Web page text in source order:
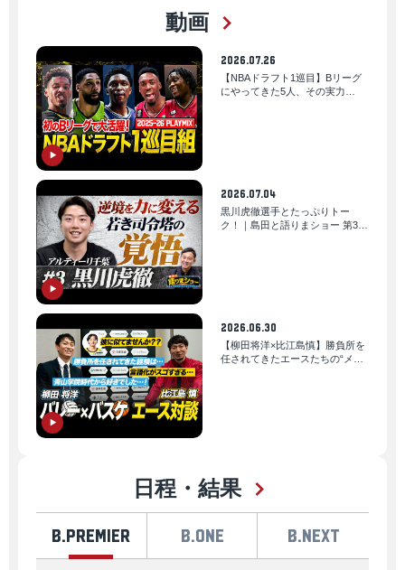
動画
2026.07.26
【NBAドラフト1巡目】Bリーグ
にやってきた5人、その実力
2026.07.04
黒川虎徹選手とたっぷりトー
ク！｜島田と語りまショー 第35
2026.06.30
【柳田将洋×比江島慎】勝負所を
任されてきたエースたちの“メン
日程・結果
B.PREMIER B.ONE B.NEXT